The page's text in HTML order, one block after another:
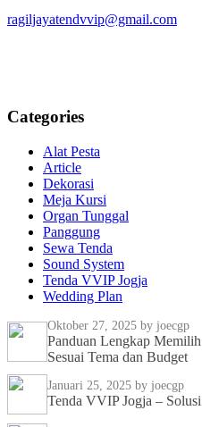
ragiljayatendvvip@gmail.com
Categories
Alat Pesta
Article
Dekorasi
Meja Kursi
Organ Tunggal
Panggung
Sewa Tenda
Sound System
Tenda VVIP Jogja
Wedding Plan
Oktober 27, 2025 by joecgp
Panduan Lengkap
Sesuai Tema dan Budget
Januari 25, 2025 by joecgp
Tenda VVIP Jogja –